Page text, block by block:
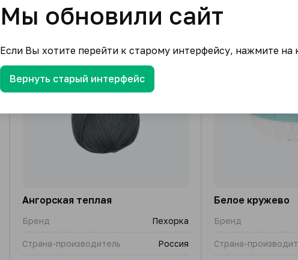
Ангорская теплая
Бренд Пехорка
Страна-производитель Россия
Белое кружево
Бренд
Страна-
Мы обновили сайт
Если Вы хотите перейти к старому интерфейсу, нажмите на
Вернуть старый интерфейс